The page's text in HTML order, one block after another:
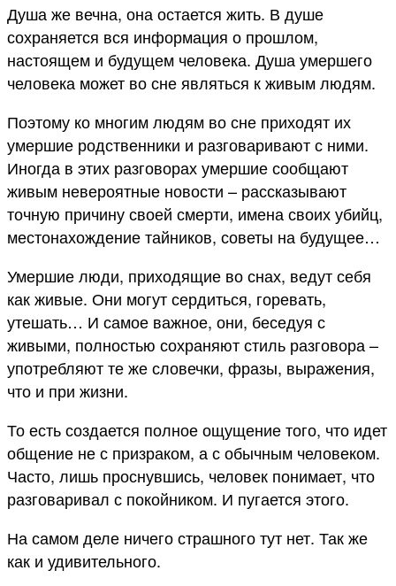
Душа же вечна, она остается жить. В душе
сохраняется вся информация о прошлом,
настоящем и будущем человека. Душа умершего
человека может во сне являться к живым людям.
Поэтому ко многим людям во сне приходят их
умершие родственники и разговаривают с ними.
Иногда в этих разговорах умершие сообщают
живым невероятные новости – рассказывают
точную причину своей смерти, имена своих убийц,
местонахождение тайников, советы на будущее…
Умершие люди, приходящие во снах, ведут себя
как живые. Они могут сердиться, горевать,
утешать… И самое важное, они, беседуя с
живыми, полностью сохраняют стиль разговора –
употребляют те же словечки, фразы, выражения,
что и при жизни.
То есть создается полное ощущение того, что идет
общение не с призраком, а с обычным человеком.
Часто, лишь проснувшись, человек понимает, что
разговаривал с покойником. И пугается этого.
На самом деле ничего страшного тут нет. Так же
как и удивительного.